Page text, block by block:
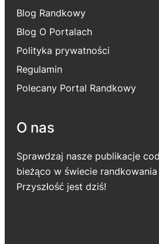
Blog Randkowy
Blog O Portalach
Polityka prywatności
Regulamin
Polecany Portal Randkowy
O nas
Sprawdzaj nasze publikacje
bieżąco w świecie
Przyszłość jest dziś!